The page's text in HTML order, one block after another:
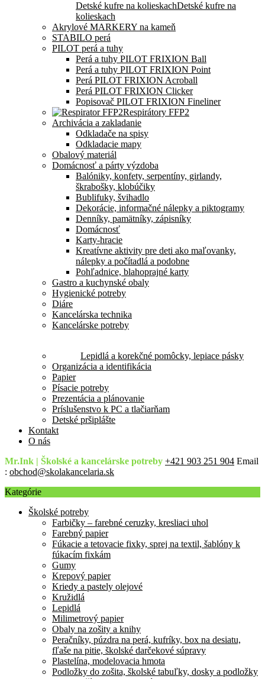
Detské kufre na kolieskachDetské kufre na
kolieskach
Akrylové MARKERY na kameň
STABILO perá
PILOT perá a tuhy
Perá a tuhy PILOT FRIXION Ball
Perá a tuhy PILOT FRIXION Point
Perá PILOT FRIXION Acroball
Perá PILOT FRIXION Clicker
Popisovač PILOT FRIXION Fineliner
Respirátory FFP2
Archivácia a zakladanie
Odkladače na spisy
Odkladacie mapy
Obalový materiál
Domácnosť a párty výzdoba
Balóniky, konfety, serpentíny, girlandy,
škrabošky, klobúčiky
Bublifuky, švihadlo
Dekorácie, informačné nálepky a piktogramy
Denníky, pamätníky, zápisníky
Domácnosť
Karty-hracie
Kreatívne aktivity pre deti ako maľovanky,
nálepky a počítadlá a podobne
Pohľadnice, blahoprajné karty
Gastro a kuchynské obaly
Hygienické potreby
Diáre
Kancelárska technika
Kancelárske potreby
Lepidlá a korekčné pomôcky, lepiace pásky
Organizácia a identifikácia
Papier
Písacie potreby
Prezentácia a plánovanie
Príslušenstvo k PC a tlačiarňam
Detské pršiplášte
Kontakt
O nás
Mr.Ink | Školské a kancelárske potreby +421 903 251 904 Email
: obchod@skolakancelaria.sk
Kategórie
Školské potreby
Farbičky – farebné ceruzky, kresliaci uhol
Farebný papier
Fúkacie a tetovacie fixky, sprej na textil, šablóny k
fúkacím fixkám
Gumy
Krepový papier
Kriedy a pastely olejové
Kružidlá
Lepidlá
Milimetrový papier
Obaly na zošity a knihy
Peračníky, púzdra na perá, kufríky, box na desiatu,
fľaše na pitie, školské darčekové súpravy
Plastelína, modelovacia hmota
Podložky do zošita, školské tabuľky, dosky a podložky